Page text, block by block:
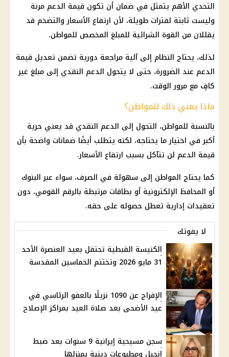
التحدي الأهم يتمثل في ضمان أن تكون قيمة الدعم مرنة
وليست ثابتة لفترات طويلة، لأن ارتفاع الأسعار والتضخم قد
يقللان من القوة الشرائية للمبلغ المخصص للمواطن.
لذلك، يحتاج النظام إلى آلية مراجعة دورية تضمن تعديل قيمة
الدعم عند الضرورة، حتى لا يتحول الدعم النقدي إلى مبلغ غير
كافٍ مع مرور الوقت.
ماذا يعني ذلك للمواطن؟
بالنسبة للمواطن، التحول إلى الدعم النقدي قد يعني حرية
أكبر في اختيار ما يحتاجه، لكنه يتطلب أيضًا ضمانات واضحة بأن
قيمة الدعم لن تتآكل بسبب ارتفاع الأسعار.
كما يحتاج المواطن إلى سهولة في الصرف، سواء عبر البنوك
أو المحافظ الإلكترونية أو بطاقات مرتبطة بالرقم القومي، دون
تعقيدات إدارية تعطل حصوله على حقه.
لا يفوتك
الكنيسة القبطية تحتفل بعيد العنصرة الأحد
31 مايو 2026 وتختتم الخماسين المقدسة
الإفراج عن 1090 نزيلًا بالعفو الرئاسي في
عيد الأضحى بعد صلاة العيد بمراكز الإصلاح
سجن مسيحية إيرانية 9 سنوات بعد ضبط
إنجيل ومطبوعات دينية بمنزلها